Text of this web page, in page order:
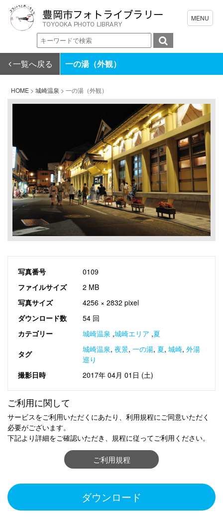
一覧へ戻る 一の湯（外観）
HOME > 城崎温泉 > 一の湯（外観）
写真番号
0109
ファイルサイズ
2 MB
写真サイズ
4256 × 2832 pixel
ダウンロード数
54 回
カテゴリー
城崎温泉 ,城崎エリア ,夏
タグ 城崎温泉, 夜景, 一の湯, 夏, 城崎, 外湯
巡り
撮影日時
2017年 04月 01日 (土)
ご利用に関して
サービスをご利用いただくにあたり、利用規程にご同意いただく
必要がございます。
下記より詳細をご確認いただき、規程に従ってご利用ください。
ご利用規程
ダウンロード